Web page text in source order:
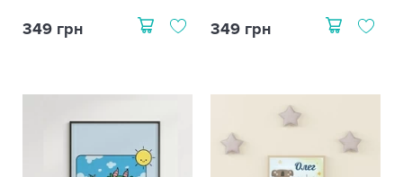
349 грн 349 грн